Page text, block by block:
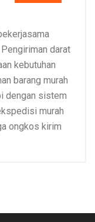
darat
kebutuhan
barang murah
dengan sistem
murah
ongkos kirim